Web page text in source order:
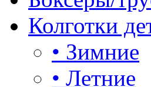
Колготки
• Зимние
• Летние